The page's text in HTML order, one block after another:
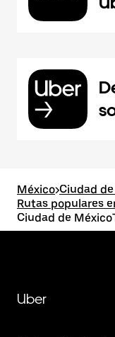
México>Ciudad
Rutas populares
Ciudad de
Uber